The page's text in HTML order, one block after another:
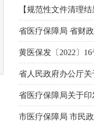
【规范性文件清理
省医疗保障局 省财
黄医保发〔2022〕
省人民政府办公厅
省医疗保障局关于
市医疗保障局 市民